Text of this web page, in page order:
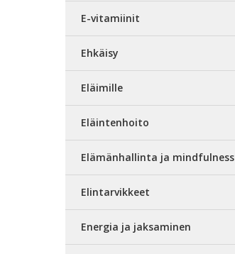
E-vitamiinit
Ehkäisy
Eläimille
Eläintenhoito
Elämänhallinta ja mindfulness
Elintarvikkeet
Energia ja jaksaminen